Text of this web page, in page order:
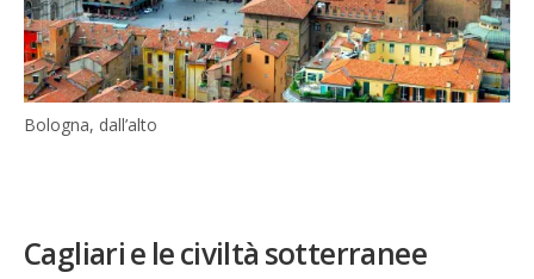
Bologna, dall’alto
Cagliari e le civiltà sotterranee